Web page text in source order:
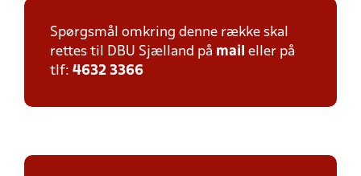
Spørgsmål omkring denne række skal
rettes til DBU Sjælland på mail eller på
tlf: 4632 3366